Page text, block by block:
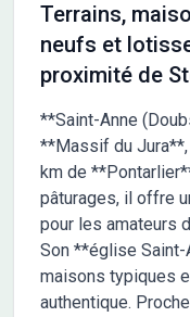
Terrains,
neufs et
proximité de
**Saint-Anne
**Massif du Jura**,
km de
pâturages, il offre
pour les amateurs
Son **église Saint-
maisons typiques
authentique.